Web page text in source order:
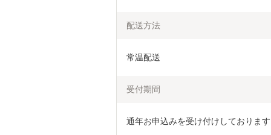
配送方法
常温配送
受付期間
通年お申込みを受け付けしておりま